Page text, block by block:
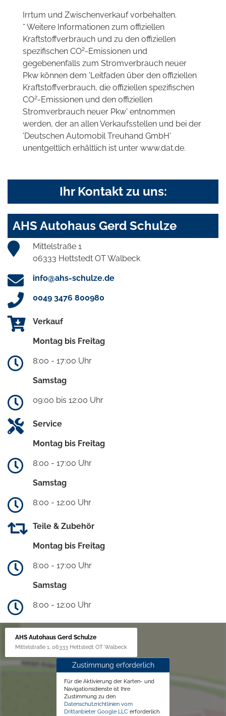
Irrtum und Zwischenverkauf vorbehalten.
* Weitere Informationen zum offiziellen
Kraftstoffverbrauch und zu den offiziellen
spezifischen CO2-Emissionen und
gegebenenfalls zum Stromverbrauch neuer
Pkw können dem 'Leitfaden über den offiziellen
Kraftstoffverbrauch, die offiziellen spezifischen
CO2-Emissionen und den offiziellen
Stromverbrauch neuer Pkw' entnommen
werden, der an allen Verkaufsstellen und bei der
'Deutschen Automobil Treuhand GmbH'
unentgeltlich erhältlich ist unter www.dat.de.
Ihr Kontakt zu uns:
AHS Autohaus Gerd Schulze
Mittelstraße 1
06333 Hettstedt OT Walbeck
info@ahs-schulze.de
0049 3476 800980
Verkauf
Montag bis Freitag
8:00 - 17:00 Uhr
Samstag
09:00 bis 12:00 Uhr
Service
Montag bis Freitag
8:00 - 17:00 Uhr
Samstag
8:00 - 12:00 Uhr
Teile & Zubehör
Montag bis Freitag
8:00 - 17:00 Uhr
Samstag
8:00 - 12:00 Uhr
AHS Autohaus Gerd Schulze
Mittelstraße 1, 06333 Hettstedt OT Walbeck
Zustimmung erforderlich
Für die Aktivierung der Karten- und
Navigationsdienste ist Ihre
Zustimmung zu den
Datenschutzrichtlinien vom
Drittanbieter Google LLC erforderlich.